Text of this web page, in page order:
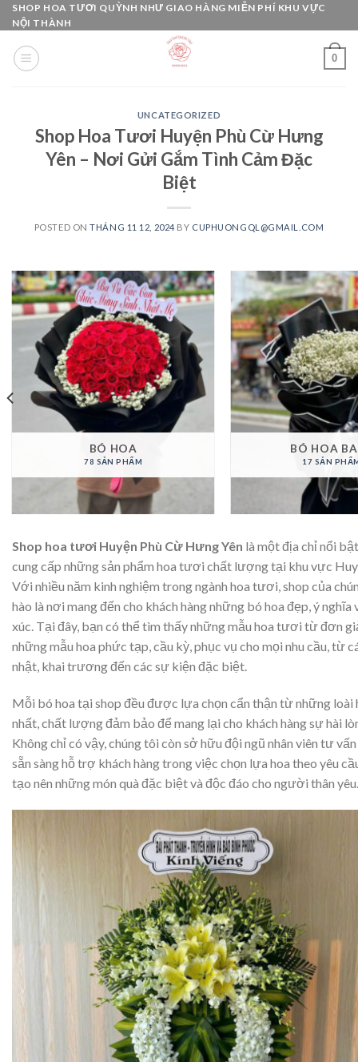
Skip
to
content
SHOP HOA TƯƠI QUỲNH NHƯ GIAO HÀNG MIỄN PHÍ KHU VỰC
NỘI THÀNH
0
UNCATEGORIZED
Shop Hoa Tươi Huyện Phù Cừ Hưng
Yên – Nơi Gửi Gắm Tình Cảm Đặc
Biệt
POSTED ONTHÁNG 11 12, 2024 BY CUPHUONGQL@GMAIL.COM
BÓ HOA
78 SẢN PHẨM
BÓ HOA
17 SẢN
Shop hoa tươi Huyện Phù Cừ Hưng Yên là một địa chỉ nổi
cung cấp những sản phẩm hoa tươi chất lượng tại khu vực
Với nhiều năm kinh nghiệm trong ngành hoa tươi, shop của
hào là nơi mang đến cho khách hàng những bó hoa đẹp, ý nghĩa
xúc. Tại đây, bạn có thể tìm thấy những mẫu hoa tươi từ đơn
những mẫu hoa phức tạp, cầu kỳ, phục vụ cho mọi nhu cầu, từ
nhật, khai trương đến các sự kiện đặc biệt.
Mỗi bó hoa tại shop đều được lựa chọn cẩn thận từ những
nhất, chất lượng đảm bảo để mang lại cho khách hàng sự hài
Không chỉ có vậy, chúng tôi còn sở hữu đội ngũ nhân viên tư
sẵn sàng hỗ trợ khách hàng trong việc chọn lựa hoa theo yêu
tạo nên những món quà đặc biệt và độc đáo cho người thân yêu.